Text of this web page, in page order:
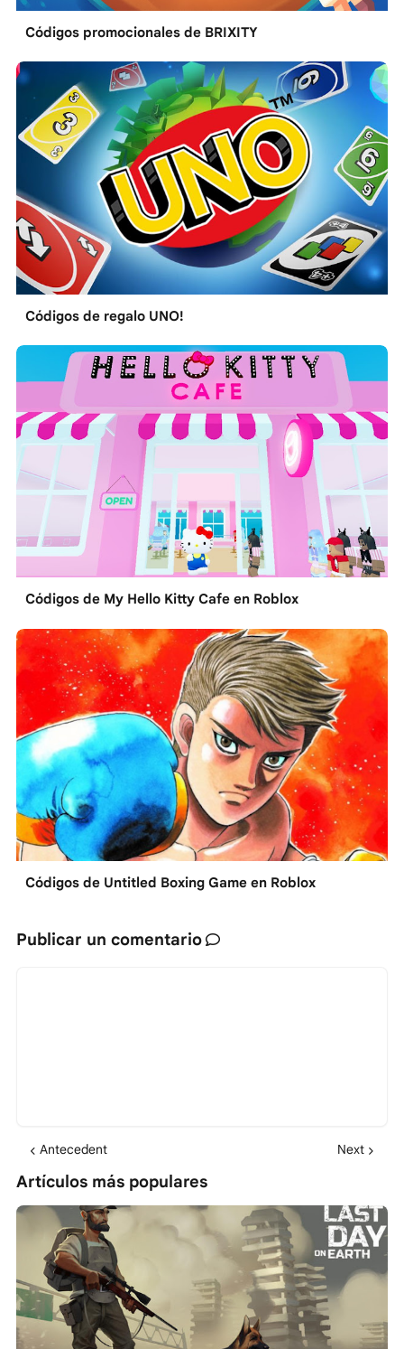
Códigos promocionales de BRIXITY
Códigos de regalo UNO!
Códigos de My Hello Kitty Cafe en Roblox
Códigos de Untitled Boxing Game en Roblox
Publicar un comentario
Antecedent Next
Artículos más populares